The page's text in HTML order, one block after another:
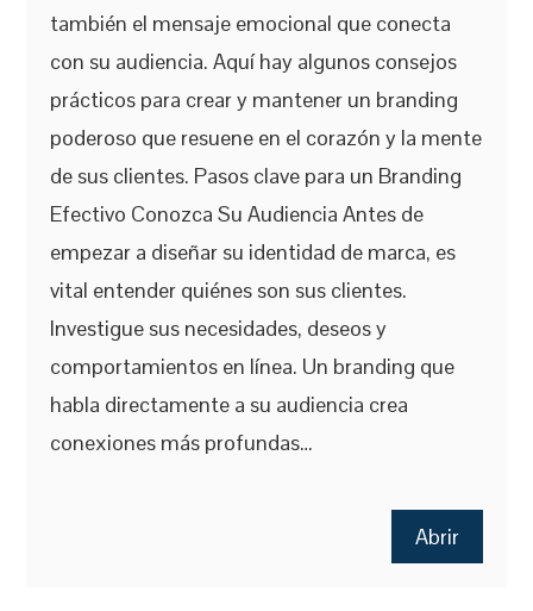
también el mensaje emocional que conecta
con su audiencia. Aquí hay algunos consejos
prácticos para crear y mantener un branding
poderoso que resuene en el corazón y la mente
de sus clientes. Pasos clave para un Branding
Efectivo Conozca Su Audiencia Antes de
empezar a diseñar su identidad de marca, es
vital entender quiénes son sus clientes.
Investigue sus necesidades, deseos y
comportamientos en línea. Un branding que
habla directamente a su audiencia crea
conexiones más profundas…
Abrir